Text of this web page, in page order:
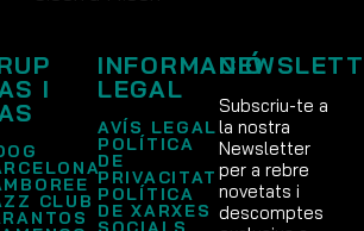
I
CLUB
INFORMACIÓ
LEGAL
AVÍS LEGAL
POLÍTICA
DE
PRIVACITAT
POLÍTICA
DE XARXES
Subscriu-te a
la nostra
Newsletter
per a rebre
novetats i
descomptes